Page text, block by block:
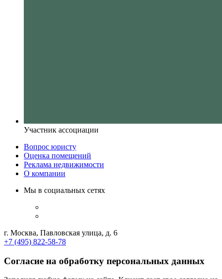
Участник ассоциации
Вопрос юристу
Оценка помещений
Реклама недвижимости
О компании
Мы в социальных сетях
г. Москва, Павловская улица, д. 6
+7 (495) 822-58-78
Согласие на обработку персональных данных